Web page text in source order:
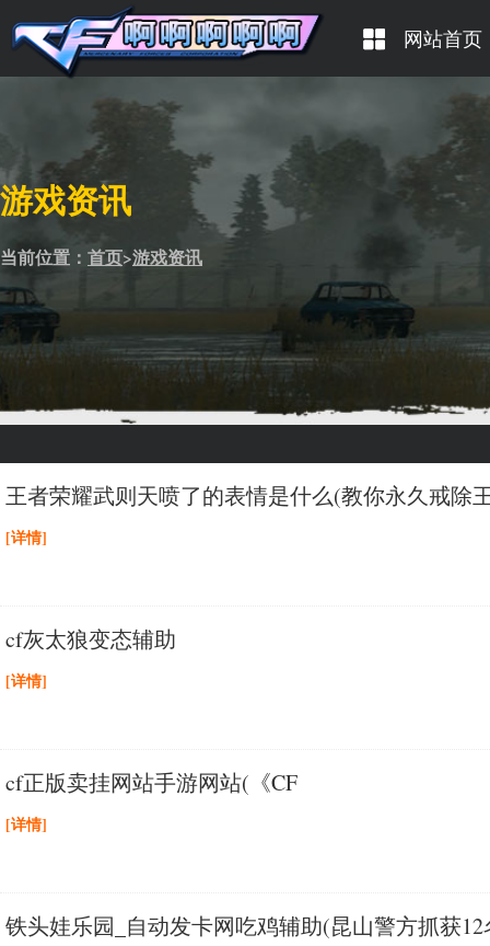
网站首页
游戏资讯
当前位置： 首页>游戏资讯
王者荣耀武则天喷了的表情是什么(教你永久戒除
[详情]
cf灰太狼变态辅助
[详情]
cf正版卖挂网站手游网站(《CF
[详情]
铁头娃乐园_自动发卡网吃鸡辅助(昆山警方抓获